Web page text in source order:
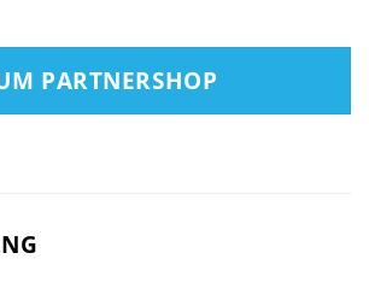
PARTNERSHOP